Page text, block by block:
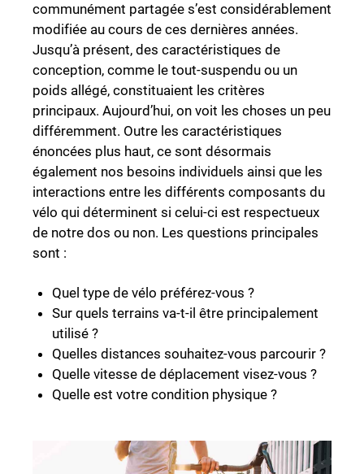
communément partagée s’est considérablement
modifiée au cours de ces dernières années.
Jusqu’à présent, des caractéristiques de
conception, comme le tout-suspendu ou un
poids allégé, constituaient les critères
principaux. Aujourd’hui, on voit les choses un peu
différemment. Outre les caractéristiques
énoncées plus haut, ce sont désormais
également nos besoins individuels ainsi que les
interactions entre les différents composants du
vélo qui déterminent si celui-ci est respectueux
de notre dos ou non. Les questions principales
sont :
Quel type de vélo préférez-vous ?
Sur quels terrains va-t-il être principalement
utilisé ?
Quelles distances souhaitez-vous parcourir ?
Quelle vitesse de déplacement visez-vous ?
Quelle est votre condition physique ?